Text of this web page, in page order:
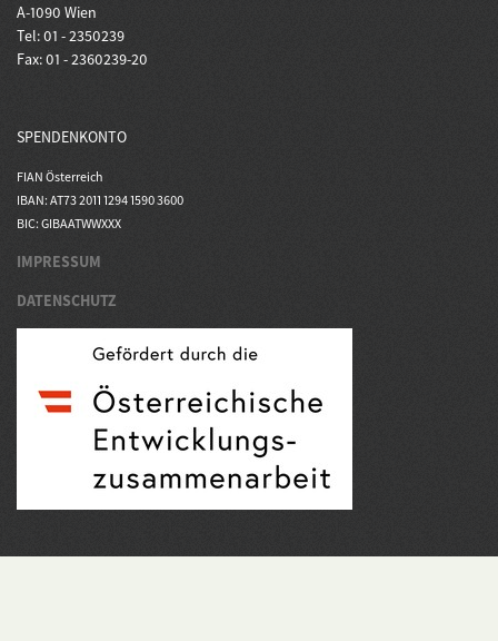
A-1090 Wien
Tel: 01 - 2350239
Fax: 01 - 2360239-20
SPENDENKONTO
FIAN Österreich
IBAN: AT73 2011 1294 1590 3600
BIC: GIBAATWWXXX
IMPRESSUM
DATENSCHUTZ